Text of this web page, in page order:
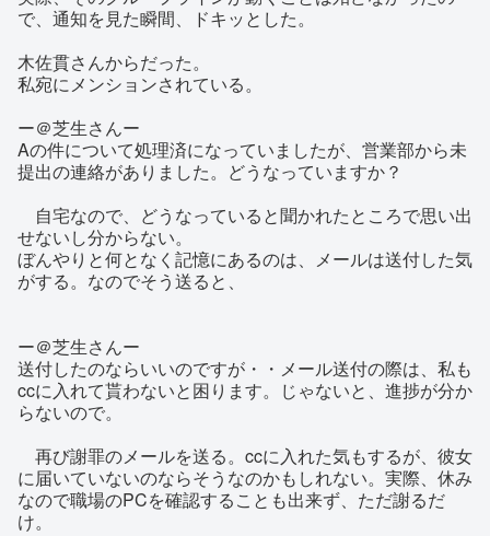
で、通知を見た瞬間、ドキッとした。
木佐貫さんからだった。
私宛にメンションされている。
ー＠芝生さんー
Aの件について処理済になっていましたが、営業部から未
提出の連絡がありました。どうなっていますか？
自宅なので、どうなっていると聞かれたところで思い出
せないし分からない。
ぼんやりと何となく記憶にあるのは、メールは送付した気
がする。なのでそう送ると、
ー＠芝生さんー
送付したのならいいのですが・・メール送付の際は、私も
ccに入れて貰わないと困ります。じゃないと、進捗が分か
らないので。
再び謝罪のメールを送る。ccに入れた気もするが、彼女
に届いていないのならそうなのかもしれない。実際、休み
なので職場のPCを確認することも出来ず、ただ謝るだ
け。